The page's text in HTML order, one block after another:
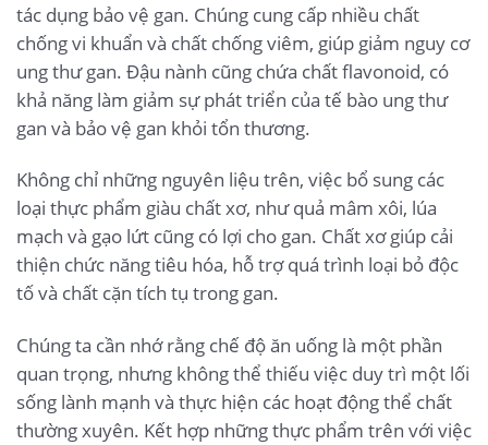
tác dụng bảo vệ gan. Chúng cung cấp nhiều chất
chống vi khuẩn và chất chống viêm, giúp giảm nguy cơ
ung thư gan. Đậu nành cũng chứa chất flavonoid, có
khả năng làm giảm sự phát triển của tế bào ung thư
gan và bảo vệ gan khỏi tổn thương.
Không chỉ những nguyên liệu trên, việc bổ sung các
loại thực phẩm giàu chất xơ, như quả mâm xôi, lúa
mạch và gạo lứt cũng có lợi cho gan. Chất xơ giúp cải
thiện chức năng tiêu hóa, hỗ trợ quá trình loại bỏ độc
tố và chất cặn tích tụ trong gan.
Chúng ta cần nhớ rằng chế độ ăn uống là một phần
quan trọng, nhưng không thể thiếu việc duy trì một lối
sống lành mạnh và thực hiện các hoạt động thể chất
thường xuyên. Kết hợp những thực phẩm trên với việc